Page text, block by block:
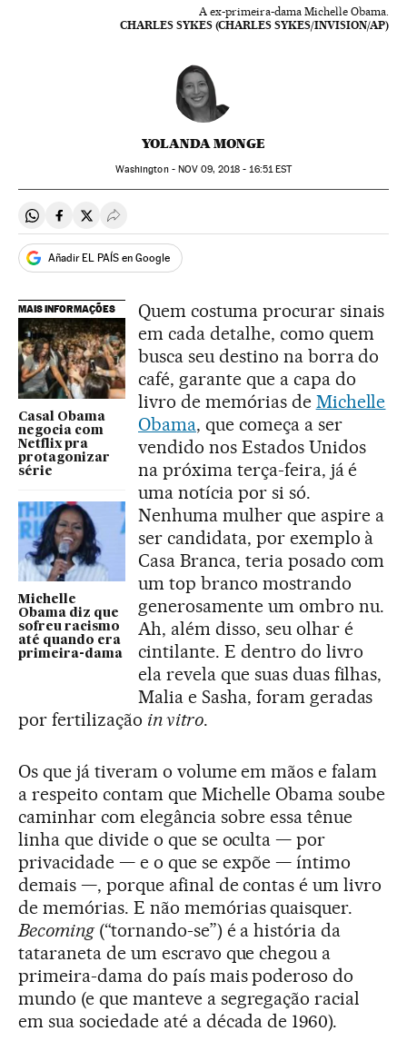
A ex-primeira-dama Michelle Obama.
CHARLES SYKES (CHARLES SYKES/INVISION/AP)
YOLANDA MONGE
Washington - NOV 09, 2018 - 16:51EST
Compartir en Whatsapp
Compartir en Facebook
Compartir en Twitter
Desplegar Redes Sociales
Añadir EL PAÍS en Google
MAIS INFORMAÇÕES
Casal Obama
negocia com
Netflix pra
protagonizar
série
Michelle
Obama diz que
sofreu racismo
até quando era
primeira-dama
Quem costuma procurar sinais
em cada detalhe, como quem
busca seu destino na borra do
café, garante que a capa do
livro de memórias de Michelle
Obama, que começa a ser
vendido nos Estados Unidos
na próxima terça-feira, já é
uma notícia por si só.
Nenhuma mulher que aspire a
ser candidata, por exemplo à
Casa Branca, teria posado com
um top branco mostrando
generosamente um ombro nu.
Ah, além disso, seu olhar é
cintilante. E dentro do livro
ela revela que suas duas filhas,
Malia e Sasha, foram geradas
por fertilização in vitro.
Os que já tiveram o volume em mãos e falam
a respeito contam que Michelle Obama soube
caminhar com elegância sobre essa tênue
linha que divide o que se oculta — por
privacidade — e o que se expõe — íntimo
demais —, porque afinal de contas é um livro
de memórias. E não memórias quaisquer.
Becoming(“tornando-se”) é a história da
tataraneta de um escravo que chegou a
primeira-dama do país mais poderoso do
mundo (e que manteve a segregação racial
em sua sociedade até a década de 1960).